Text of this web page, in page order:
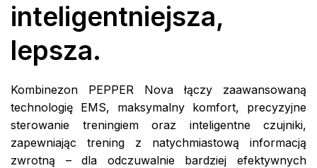
inteligentniejsza,
lepsza.
Kombinezon PEPPER Nova łączy zaawansowaną
technologię EMS, maksymalny komfort, precyzyjne
sterowanie treningiem oraz inteligentne czujniki,
zapewniając trening z natychmiastową informacją
zwrotną – dla odczuwalnie bardziej efektywnych